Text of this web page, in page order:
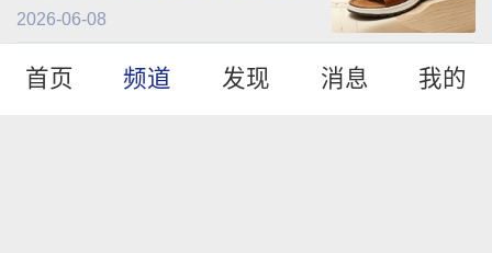
士穿搭
2026-06-08
首页 频道 发现 消息 我的